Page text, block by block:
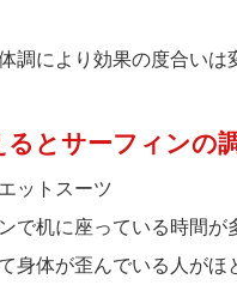
により効果の度合いは
とサーフィンの
で机に座っている時間
身体が歪んでいる人が